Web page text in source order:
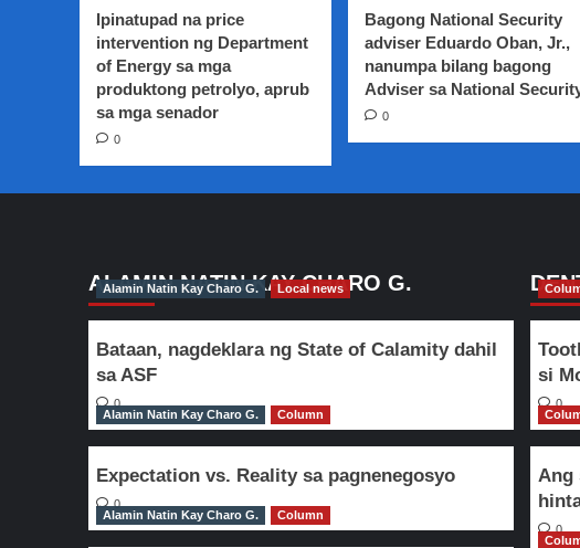
at
Tiangge
operators:
Mahigpit
na
health
Ipinatupad na price
intervention ng Department
of Energy sa mga
produktong petrolyo, aprub
sa mga senador
0
Bagong National Security
adviser Eduardo Oban, Jr.,
nanumpa bilang bagong
Adviser sa National
0
ALAMIN NATIN KAY CHARO G.
Alamin Natin Kay Charo G. Local news
Bataan, nagdeklara ng State of Calamity dahil
sa ASF
0
Alamin Natin Kay Charo G.
Column
Expectation vs. Reality sa pagnenegosyo
0
Alamin Natin Kay Charo G.
Column
si
0
Ang
0